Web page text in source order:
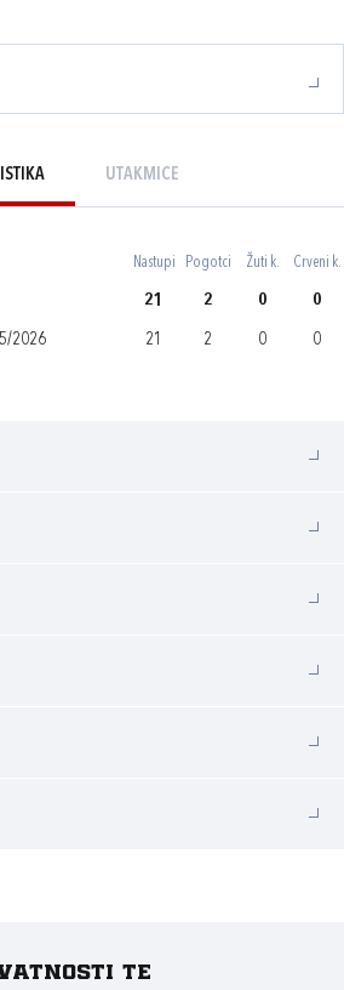
UTAKMICE
Nastupi Pogotci Žuti k. Crveni k.
21 2 0 0
2026 21 2 0 0
te